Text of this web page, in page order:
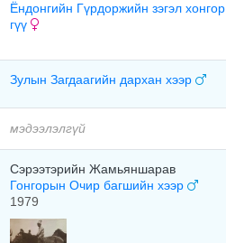
Ёндонгийн Гүрдоржийн зэгэл хонгор
гүү
Зулын Загдаагийн дархан хээр
мэдээлэлгүй
Сэрээтэрийн Жамьяншарав
Гонгорын Очир багшийн хээр
1979